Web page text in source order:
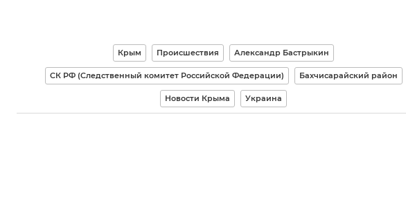
Крым Происшествия Александр Бастрыкин
СК РФ (Следственный комитет Российской Федерации) Бахчисарайский район
Новости Крыма Украина